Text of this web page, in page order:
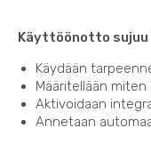
Käyttöönotto sujuu
Käydään
Määritellään
Aktivoidaan
Annetaan